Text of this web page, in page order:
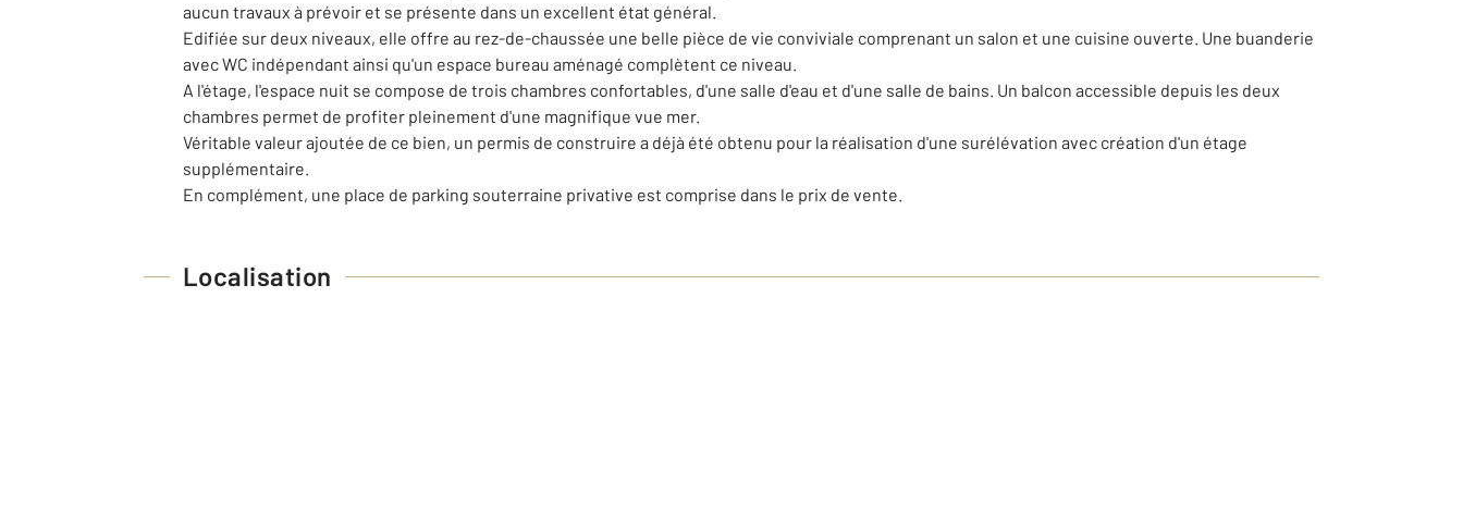
aucun travaux à prévoir et se présente dans un excellent état général.
Edifiée sur deux niveaux, elle offre au rez-de-chaussée une belle pièce de vie conviviale comprenant un salon et une cuisine ouverte. Une buanderie
avec WC indépendant ainsi qu'un espace bureau aménagé complètent ce niveau.
A l'étage, l'espace nuit se compose de trois chambres confortables, d'une salle d'eau et d'une salle de bains. Un balcon accessible depuis les deux
chambres permet de profiter pleinement d'une magnifique vue mer.
Véritable valeur ajoutée de ce bien, un permis de construire a déjà été obtenu pour la réalisation d'une surélévation avec création d'un étage
supplémentaire.
En complément, une place de parking souterraine privative est comprise dans le prix de vente.
Localisation